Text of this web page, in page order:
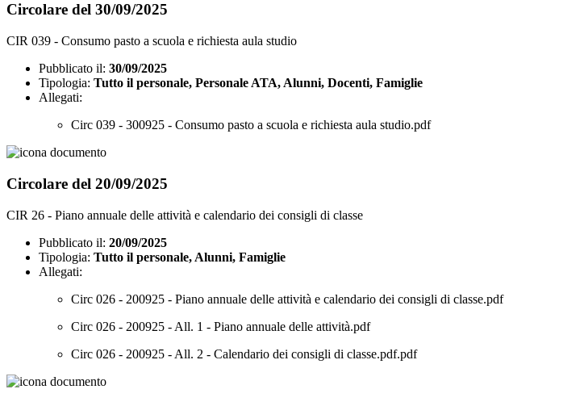
Circolare del 30/09/2025
CIR 039 - Consumo pasto a scuola e richiesta aula studio
Pubblicato il: 30/09/2025
Tipologia: Tutto il personale, Personale ATA, Alunni, Docenti, Famiglie
Allegati:
Circ 039 - 300925 - Consumo pasto a scuola e richiesta aula studio.pdf
Circolare del 20/09/2025
CIR 26 - Piano annuale delle attività e calendario dei consigli di classe
Pubblicato il: 20/09/2025
Tipologia: Tutto il personale, Alunni, Famiglie
Allegati:
Circ 026 - 200925 - Piano annuale delle attività e calendario dei consigli di classe.pdf
Circ 026 - 200925 - All. 1 - Piano annuale delle attività.pdf
Circ 026 - 200925 - All. 2 - Calendario dei consigli di classe.pdf.pdf